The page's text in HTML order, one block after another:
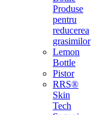
Produse
pentru
reducerea
grasimilor
Lemon
Bottle
Pistor
RRS®
Skin
Tech